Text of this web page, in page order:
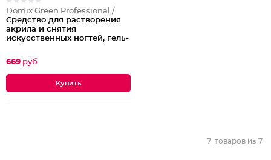
Domix Green Professional /
Средство для растворения
акрила и снятия
искусственных ногтей, гель-
1000 мл
669 руб
7 товаров из 7